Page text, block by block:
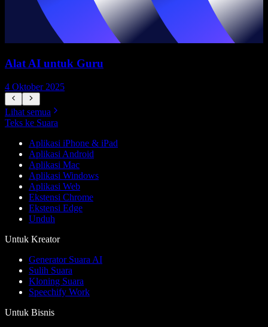
Alat AI untuk Guru
4 Oktober 2025
Lihat semua
Teks ke Suara
Aplikasi iPhone & iPad
Aplikasi Android
Aplikasi Mac
Aplikasi Windows
Aplikasi Web
Ekstensi Chrome
Ekstensi Edge
Unduh
Untuk Kreator
Generator Suara AI
Sulih Suara
Kloning Suara
Speechify Work
Untuk Bisnis